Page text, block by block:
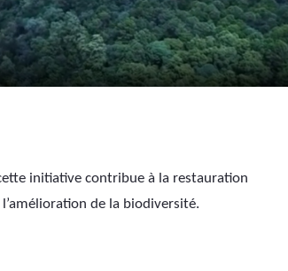
initiative contribue à la restauration
de la biodiversité.